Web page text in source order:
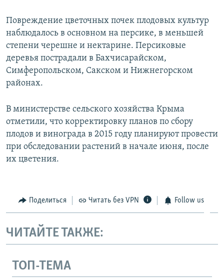
Повреждение цветочных почек плодовых культур
наблюдалось в основном на персике, в меньшей
степени черешне и нектарине. Персиковые
деревья пострадали в Бахчисарайском,
Симферопольском, Сакском и Нижнегорском
районах.
В министерстве сельского хозяйства Крыма
отметили, что корректировку планов по сбору
плодов и винограда в 2015 году планируют провести
при обследовании растений в начале июня, после
их цветения.
Поделиться Читать без VPN Follow us
ЧИТАЙТЕ ТАКЖЕ:
ТОП-ТЕМА